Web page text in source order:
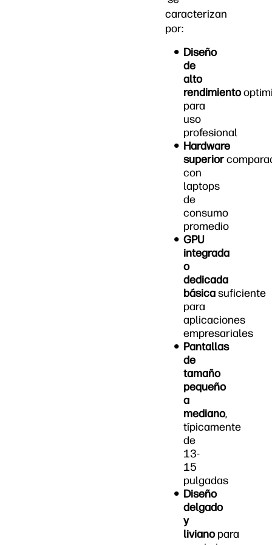
caracterizan
por:
Diseño
de
alto
rendimiento
para
uso
profesional
Hardware
superior
con
laptops
de
consumo
promedio
GPU
integrada
o
dedicada
básicasuficiente
para
aplicaciones
empresariales
Pantallas
de
tamaño
pequeño
a
mediano,
típicamente
de
13-
15
pulgadas
Diseño
delgado
y
livianopara